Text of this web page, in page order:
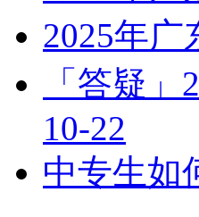
2025年
「答疑
10-22
中专生如